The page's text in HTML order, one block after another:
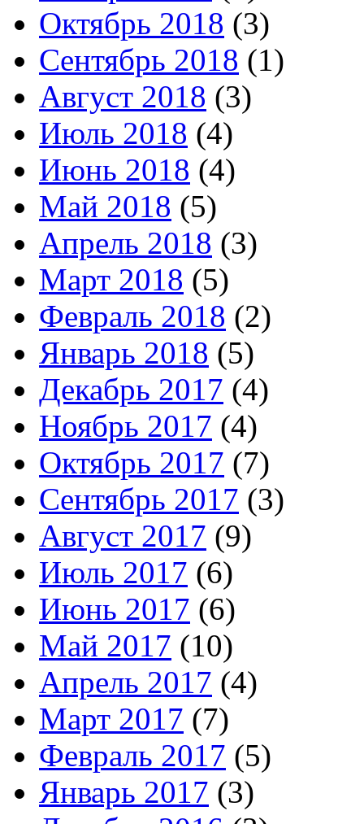
Октябрь 2018 (3)
Сентябрь 2018 (1)
Август 2018 (3)
Июль 2018 (4)
Июнь 2018 (4)
Май 2018 (5)
Апрель 2018 (3)
Март 2018 (5)
Февраль 2018 (2)
Январь 2018 (5)
Декабрь 2017 (4)
Ноябрь 2017 (4)
Октябрь 2017 (7)
Сентябрь 2017 (3)
Август 2017 (9)
Июль 2017 (6)
Июнь 2017 (6)
Май 2017 (10)
Апрель 2017 (4)
Март 2017 (7)
Февраль 2017 (5)
Январь 2017 (3)